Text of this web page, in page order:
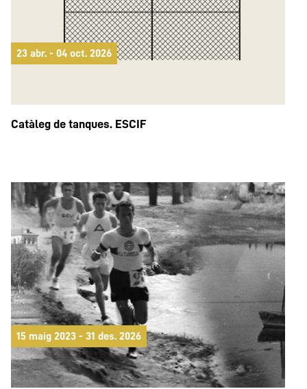
23 abr. - 04 oct. 2026
Catàleg de tanques. ESCIF
15 maig 2023 - 31 des. 2026